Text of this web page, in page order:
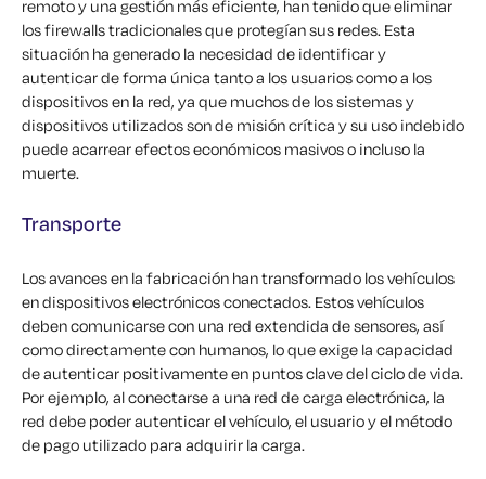
remoto y una gestión más eficiente, han tenido que eliminar
los firewalls tradicionales que protegían sus redes. Esta
situación ha generado la necesidad de identificar y
autenticar de forma única tanto a los usuarios como a los
dispositivos en la red, ya que muchos de los sistemas y
dispositivos utilizados son de misión crítica y su uso indebido
puede acarrear efectos económicos masivos o incluso la
muerte.
Transporte
Los avances en la fabricación han transformado los vehículos
en dispositivos electrónicos conectados. Estos vehículos
deben comunicarse con una red extendida de sensores, así
como directamente con humanos, lo que exige la capacidad
de autenticar positivamente en puntos clave del ciclo de vida.
Por ejemplo, al conectarse a una red de carga electrónica, la
red debe poder autenticar el vehículo, el usuario y el método
de pago utilizado para adquirir la carga.